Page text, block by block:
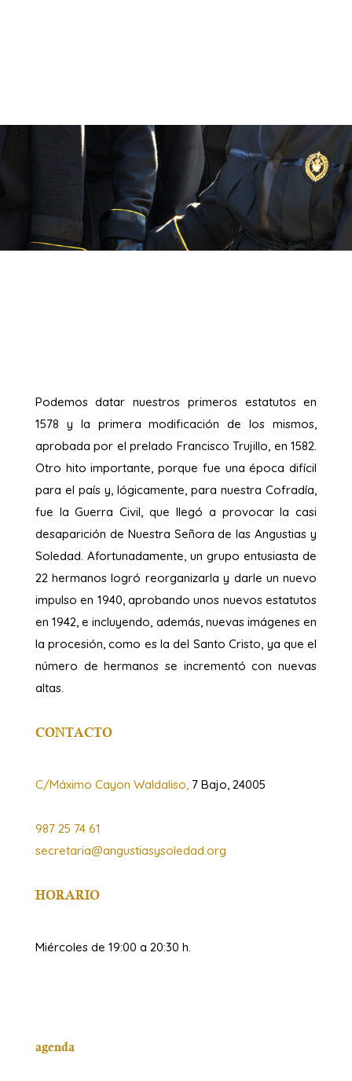
Podemos datar nuestros primeros estatutos en
1578 y la primera modificación de los mismos,
aprobada por el prelado Francisco Trujillo, en 1582.
Otro hito importante, porque fue una época difícil
para el país y, lógicamente, para nuestra Cofradía,
fue la Guerra Civil, que llegó a provocar la casi
desaparición de Nuestra Señora de las Angustias y
Soledad. Afortunadamente, un grupo entusiasta de
22 hermanos logró reorganizarla y darle un nuevo
impulso en 1940, aprobando unos nuevos estatutos
en 1942, e incluyendo, además, nuevas imágenes en
la procesión, como es la del Santo Cristo, ya que el
número de hermanos se incrementó con nuevas
altas.
CONTACTO
C/Máximo Cayon Waldaliso, 7 Bajo, 24005
987 25 74 61
secretaria@angustiasysoledad.org
HORARIO
Miércoles de 19:00 a 20:30 h.
agenda